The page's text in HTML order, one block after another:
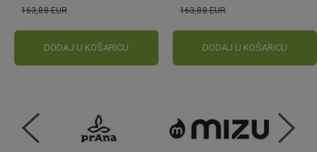
163,88 EUR
DODAJ U KOŠARICU
163,88 EUR
DODAJ U KOŠARICU